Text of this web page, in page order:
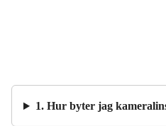
1. Hur byter jag